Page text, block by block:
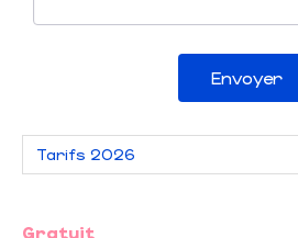
Envoyer
Gratuit